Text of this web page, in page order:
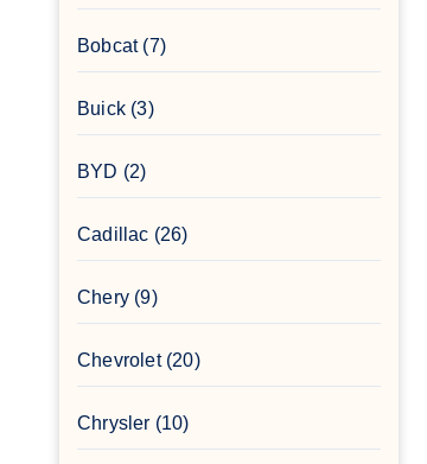
Bobcat(7)
Buick (3)
BYD (2)
Cadillac (26)
Chery (9)
Chevrolet(20)
Chrysler (10)